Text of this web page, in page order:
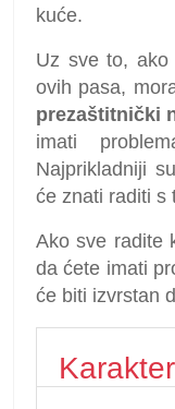
kuće.
Uz sve to, ako
ovih pasa,
prezaštitnički
imati
Najprikladniji
će znati raditi s
Ako sve radite
da ćete imati
će biti izvrstan